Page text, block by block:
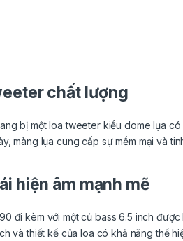
chất lượng
bị một loa tweeter kiểu dome lụa
màng lụa cung cấp sự mềm mại và
hiện âm mạnh mẽ
đi kèm với một củ bass 6.5 inch
và thiết kế của loa có khả năng thể